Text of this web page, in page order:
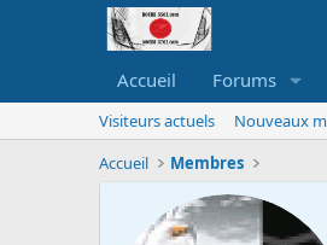
Accueil Forums
Visiteurs actuels Nouveaux
Accueil
Membres